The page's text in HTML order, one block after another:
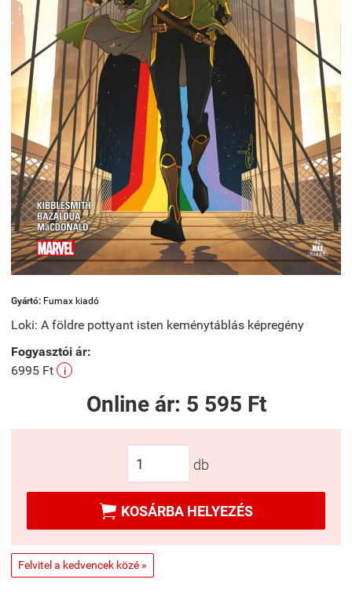
Gyártó: Fumax kiadó
Loki: A földre pottyant isten keménytáblás képregény
Fogyasztói ár:
6995 Ft
i
Online ár: 5 595 Ft
db
 KOSÁRBA HELYEZÉS
Felvitel a kedvencek közé »